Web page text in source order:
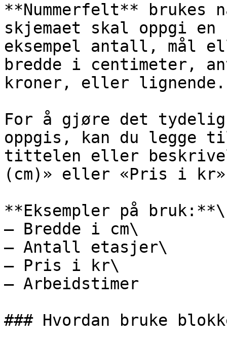
**Nummerfelt** brukes
skjemaet skal oppgi
eksempel antall, mål
bredde i centimeter,
kroner, eller lignende.
For å gjøre det
oppgis, kan du legge
tittelen eller
(cm)» eller «Pris i
**Eksempler på bruk:**\
– Bredde i cm\
– Antall etasjer\
– Pris i kr\
– Arbeidstimer
### Hvordan bruke